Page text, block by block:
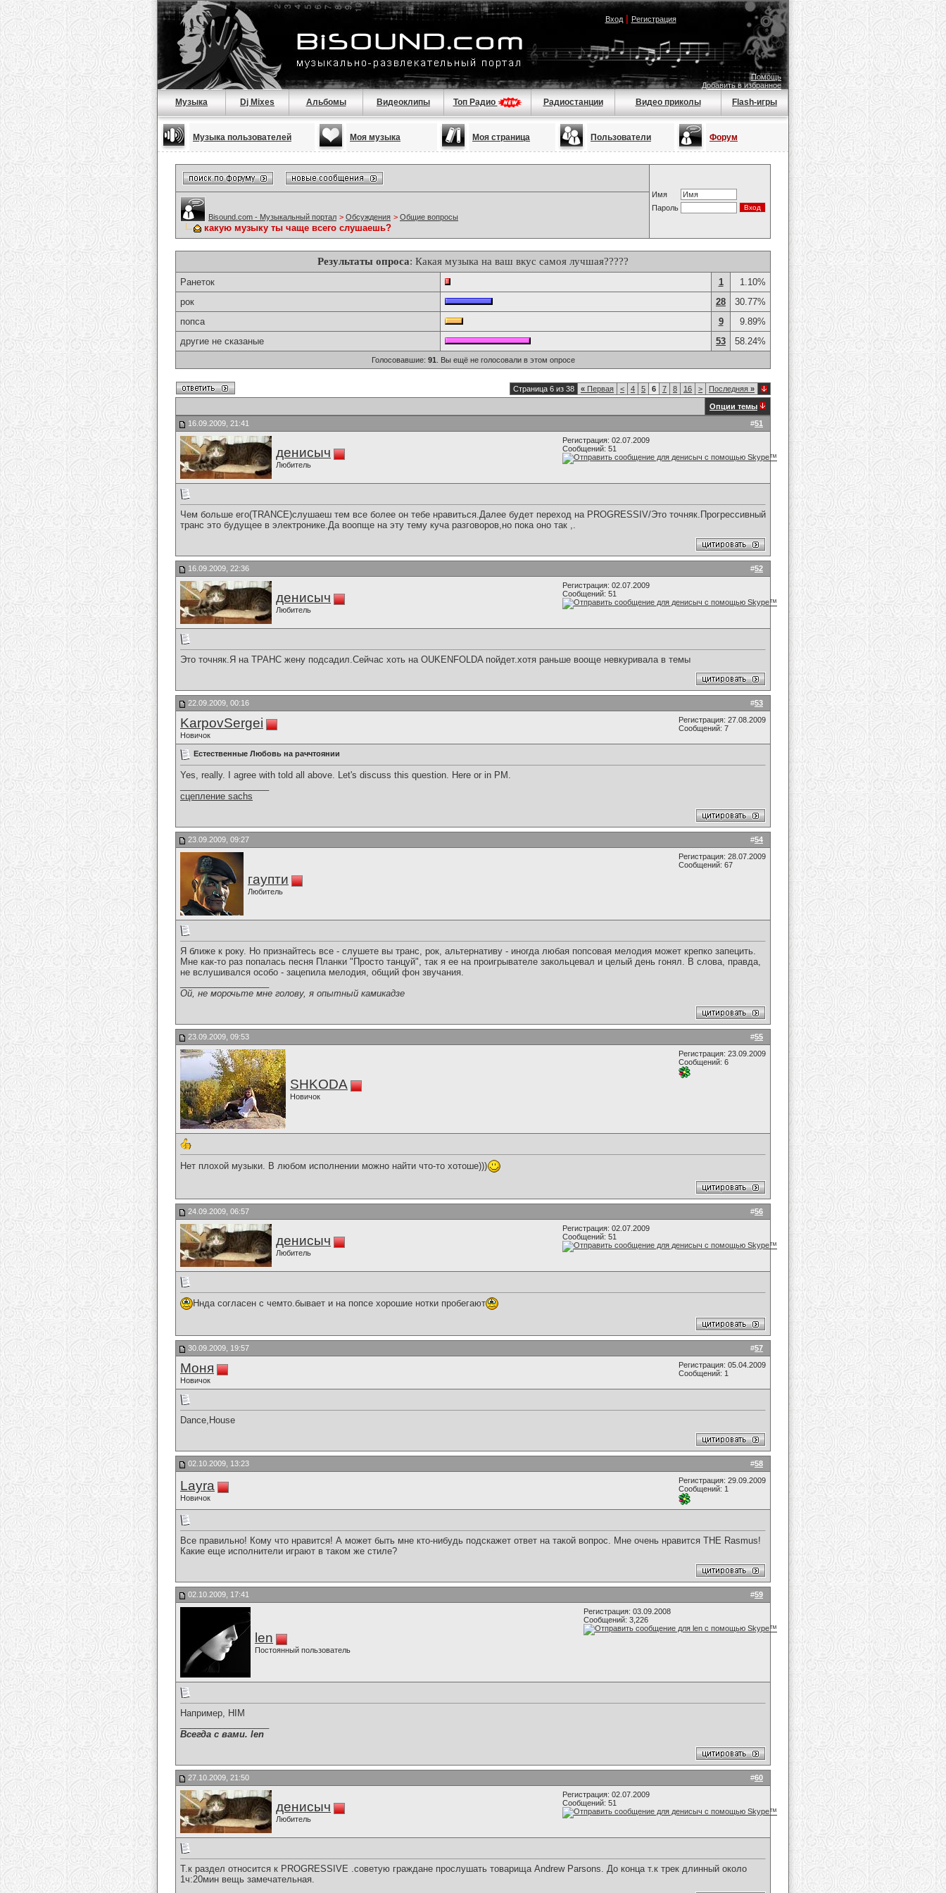
Вход| Регистрация
Помощь
Добавить в избранное
Музыка Dj Mixes Альбомы Видеоклипы Топ Радио Радиостанции Видео приколы Flash-игры
Музыка пользователей Моя музыка Моя страница Пользователи Форум
Имя
Пароль
Bisound.com - Музыкальный портал > Обсуждения > Общие вопросы
какую музыку ты чаще всего слушаешь?
Результаты опроса: Какая музыка на ваш вкус самоя лучшая?????
Ранеток 1
1.10%
рок
28
30.77%
попса
9
9.89%
другие не сказаные
53 58.24%
Голосовавшие: 91 . Вы ещё не голосовали в этом опросе
Страница 6 из 38 « Первая < 4 5 6 7 8 16 > Последняя »
Опции темы
#51
16.09.2009, 21:41
денисыч
Любитель
Регистрация: 02.07.2009
Сообщений: 51
Чем больше его(TRANCE)слушаеш тем все более он тебе нравиться.Далее будет переход на PROGRESSIV/Это точняк.Прогрессивный
транс это будущее в электронике.Да воопще на эту тему куча разговоров,но пока оно так ,.
#52
16.09.2009, 22:36
денисыч
Любитель
Регистрация: 02.07.2009
Сообщений: 51
Это точняк.Я на ТРАНС жену подсадил.Сейчас хоть на OUKENFOLDA пойдет.хотя раньше вооще невкуривала в темы
#53
22.09.2009, 00:16
KarpovSergei
Новичок
Регистрация: 27.08.2009
Сообщений: 7
Естественные Любовь на раччтоянии
Yes, really. I agree with told all above. Let's discuss this question. Here or in PM.
сцепление sachs
#54
23.09.2009, 09:27
гаупти
Любитель
Регистрация: 28.07.2009
Сообщений: 67
Я ближе к року. Но признайтесь все - слушете вы транс, рок, альтернативу - иногда любая попсовая мелодия может крепко запецить.
Мне как-то раз попалась песня Планки "Просто танцуй", так я ее на проигрывателе закольцевал и целый день гонял. В слова, правда,
не вслушивался особо - зацепила мелодия, общий фон звучания.
Ой, не морочьте мне голову, я опытный камикадзе
#55
23.09.2009, 09:53
SHKODA
Новичок
Регистрация: 23.09.2009
Сообщений: 6
Нет плохой музыки. В любом исполнении можно найти что-то хотоше)))
#56
24.09.2009, 06:57
денисыч
Любитель
Регистрация: 02.07.2009
Сообщений: 51
Ннда согласен с чемто.бывает и на попсе хорошие нотки пробегают
#57
30.09.2009, 19:57
Моня
Новичок
Регистрация: 05.04.2009
Сообщений: 1
Dance,House
#58
02.10.2009, 13:23
Layra
Новичок
Регистрация: 29.09.2009
Сообщений: 1
Все правильно! Кому что нравится! А может быть мне кто-нибудь подскажет ответ на такой вопрос. Мне очень нравится THE Rasmus!
Какие еще исполнители играют в таком же стиле?
#59
02.10.2009, 17:41
len
Постоянный пользователь
Регистрация: 03.09.2008
Сообщений: 3,226
Например, HIM
Всегда с вами. len
#60
27.10.2009, 21:50
денисыч
Любитель
Регистрация: 02.07.2009
Сообщений: 51
Т.к раздел относится к PROGRESSIVE .советую граждане прослушать товарища Andrew Parsons. До конца т.к трек длинный около
1ч:20мин вещь замечательная.